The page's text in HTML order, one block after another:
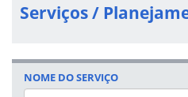
Serviços /
NOME DO SERVIÇO